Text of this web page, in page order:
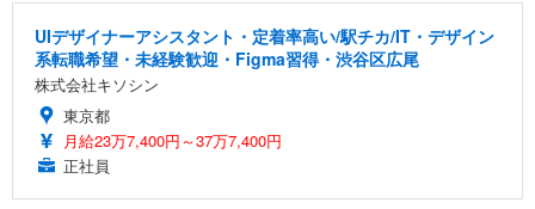
UIデザイナーアシスタント・定着率高い/駅チカ/IT・デザイン
系転職希望・未経験歓迎・Figma習得・渋谷区広尾
株式会社キソシン
東京都
月給23万7,400円～37万7,400円
正社員